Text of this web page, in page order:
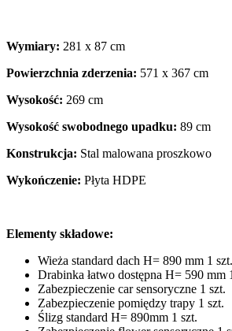
Wymiary: 281 x 87 cm
Powierzchnia zderzenia: 571 x 367 cm
Wysokość: 269 cm
Wysokość swobodnego upadku: 89 cm
Konstrukcja: Stal malowana proszkowo
Wykończenie: Płyta HDPE
Elementy składowe:
Wieża standard dach H= 890 mm 1 szt.
Drabinka łatwo dostępna H= 590 mm
Zabezpieczenie car sensoryczne 1 szt.
Zabezpieczenie pomiędzy trapy 1 szt.
Ślizg standard H= 890mm 1 szt.